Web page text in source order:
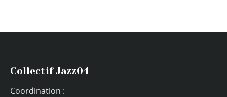
Collectif Jazz04
Coordination :